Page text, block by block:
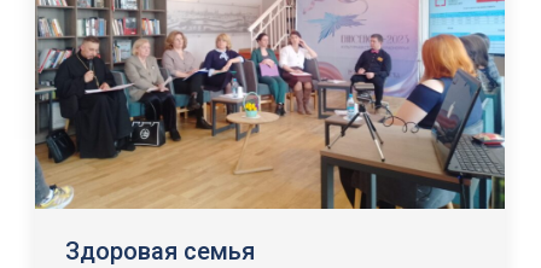
Здоровая семья